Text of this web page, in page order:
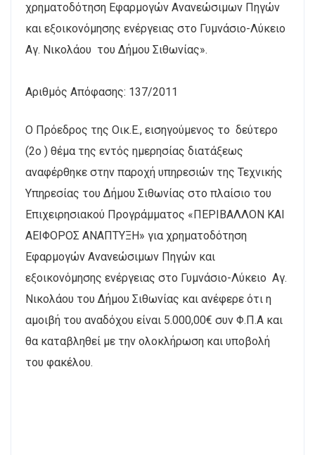
χρηματοδότηση Εφαρμογών Ανανεώσιμων Πηγών
και εξοικονόμησης ενέργειας στο Γυμνάσιο-Λύκειο
Αγ. Νικολάου του Δήμου Σιθωνίας».
Αριθμός Απόφασης: 137/2011
Ο Πρόεδρος της Οικ.Ε., εισηγούμενος το δεύτερο
(2ο ) θέμα της εντός ημερησίας διατάξεως
αναφέρθηκε στην παροχή υπηρεσιών της Τεχνικής
Υπηρεσίας του Δήμου Σιθωνίας στο πλαίσιο του
Επιχειρησιακού Προγράμματος «ΠΕΡΙΒΑΛΛΟΝ ΚΑΙ
ΑΕΙΦΟΡΟΣ ΑΝΑΠΤΥΞΗ» για χρηματοδότηση
Εφαρμογών Ανανεώσιμων Πηγών και
εξοικονόμησης ενέργειας στο Γυμνάσιο-Λύκειο Αγ.
Νικολάου του Δήμου Σιθωνίας και ανέφερε ότι η
αμοιβή του αναδόχου είναι 5.000,00€ συν Φ.Π.Α και
θα καταβληθεί με την ολοκλήρωση και υποβολή
του φακέλου.